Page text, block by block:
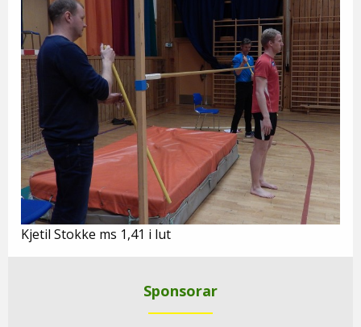
Kjetil Stokke ms 1,41 i lut
Sponsorar